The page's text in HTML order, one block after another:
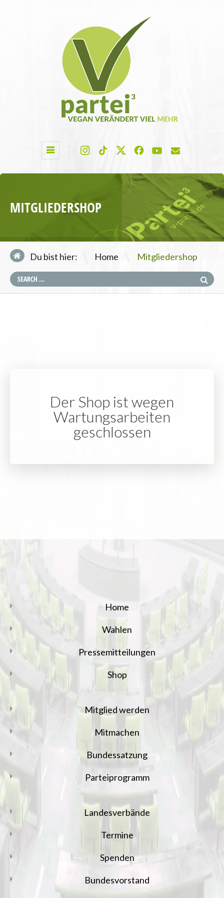
MITGLIEDERSHOP
Du bist hier: Home \ Mitgliedershop
Der Shop ist wegen
Wartungsarbeiten
geschlossen
Home
Wahlen
Pressemitteilungen
Shop
Mitglied werden
Mitmachen
Bundessatzung
Parteiprogramm
Landesverbände
Termine
Spenden
Bundesvorstand